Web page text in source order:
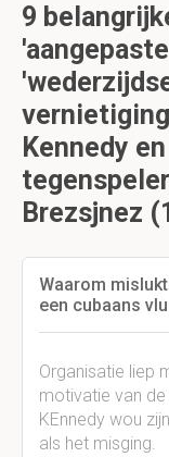
9
Kennedy
Brezsjnez
Waarom
een cubaans
Organisatie liep
motivatie van
KEnnedy wou
als het misging.